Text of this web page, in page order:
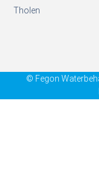
Tholen
© Fegon